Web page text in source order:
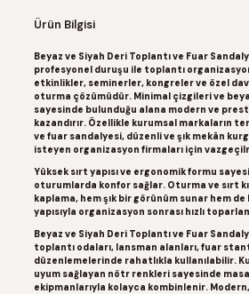
Ürün Bilgisi
Beyaz ve Siyah Deri Toplantı ve Fuar
profesyonel duruşu ile toplantı
etkinlikler, seminerler, kongreler ve özel
oturma çözümüdür. Minimal çizgileri ve
sayesinde bulunduğu alana modern ve
kazandırır. Özellikle kurumsal markaların
ve fuar sandalyesi, düzenli ve şık mekân
isteyen organizasyon firmaları için
Yüksek sırt yapısı ve ergonomik formu
oturumlarda konfor sağlar. Oturma ve sırt
kaplama, hem şık bir görünüm sunar hem
yapısıyla organizasyon sonrası hızlı
Beyaz ve Siyah Deri Toplantı ve Fuar
toplantı odaları, lansman alanları, fuar
düzenlemelerinde rahatlıkla kullanılabilir.
uyum sağlayan nötr renkleri sayesinde
ekipmanlarıyla kolayca kombinlenir.